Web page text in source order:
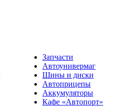
Автоунивермаг
Шины и диски
Автоприцепы
Аккумуляторы
Кафе «Автопорт»